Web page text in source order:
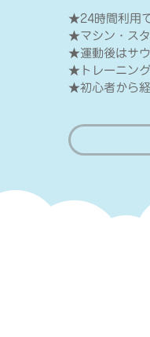
★24時間利用
★マシン・ス
★運動後はサ
★トレーニン
★初心者から